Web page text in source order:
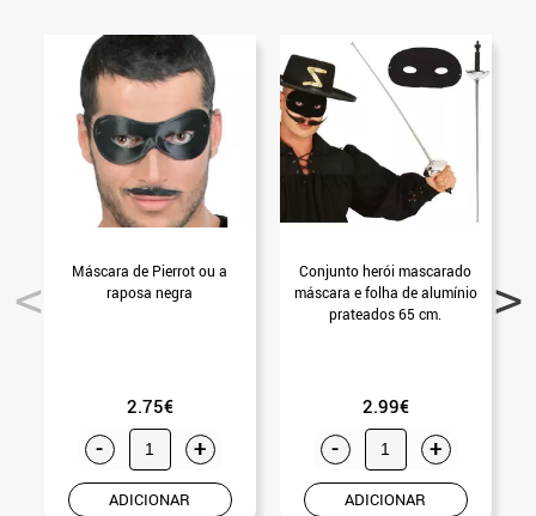
Máscara de Pierrot ou a
raposa negra
2.75€
- +
ADICIONAR
Conjunto herói mascarado
máscara e folha de alumínio
prateados 65 cm.
2.99€
- +
ADICIONAR